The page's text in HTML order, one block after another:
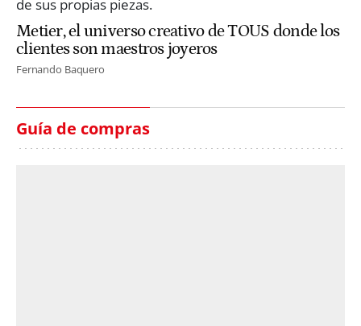
Metier, el universo creativo de TOUS donde los
clientes son maestros joyeros
Fernando Baquero
Guía de compras